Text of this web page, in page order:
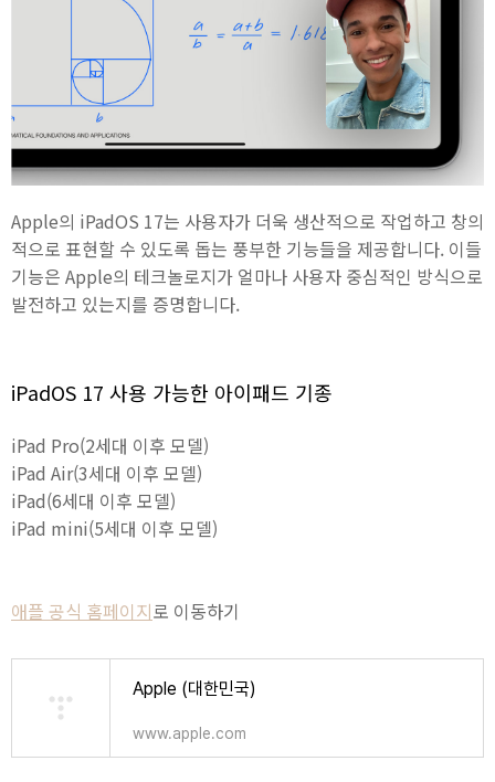
Apple의 iPadOS 17는 사용자가 더욱 생산적으로 작업하고 창의
적으로 표현할 수 있도록 돕는 풍부한 기능들을 제공합니다. 이들
기능은 Apple의 테크놀로지가 얼마나 사용자 중심적인 방식으로
발전하고 있는지를 증명합니다.
iPadOS 17 사용 가능한 아이패드 기종
iPad Pro(2세대 이후 모델)
iPad Air(3세대 이후 모델)
iPad(6세대 이후 모델)
iPad mini(5세대 이후 모델)
애플 공식 홈페이지로 이동하기
Apple (대한민국)
www.apple.com